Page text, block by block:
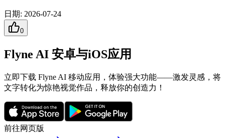
日期: 2026-07-24
0
Flyne AI 安卓与iOS应用
立即下载 Flyne AI 移动应用，体验强大功能——激发灵感，将
文字转化为惊艳视觉作品，释放你的创造力！
前往网页版